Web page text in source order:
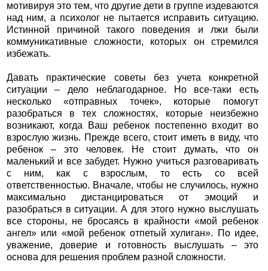
мотивируя это тем, что другие дети в группе издеваются
над ним, а психолог не пытается исправить ситуацию.
Истинной причиной такого поведения и лжи были
коммуникативные сложности, которых он стремился
избежать.
Давать практические советы без учета конкретной
ситуации – дело неблагодарное. Но все-таки есть
несколько «отправных точек», которые помогут
разобраться в тех сложностях, которые неизбежно
возникают, когда Ваш ребенок постепенно входит во
взрослую жизнь. Прежде всего, стоит иметь в виду, что
ребенок – это человек. Не стоит думать, что он
маленький и все забудет. Нужно учиться разговаривать
с ним, как с взрослым, то есть со всей
ответственностью. Вначале, чтобы не случилось, нужно
максимально дистанцироваться от эмоций и
разобраться в ситуации. А для этого нужно выслушать
все стороны, не бросаясь в крайности «мой ребенок
ангел» или «мой ребенок отпетый хулиган». По идее,
уважение, доверие и готовность выслушать – это
основа для решения проблем разной сложности.